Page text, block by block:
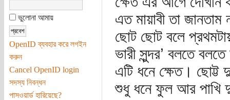
ভুলোনা আমায়
OpenID ব্যবহার করে লগইন
করুন
Cancel OpenID login
সদস্য নিবন্ধন
পাসওয়ার্ড হারিয়েছে?
এত মায়াবী তা
ছোট ছোট বলে
ভারী সুন্দর’ বলতে
এটি ধনে ক্ষেত। ছোট্ট
শুধু ধনে ফুল আর পাখি